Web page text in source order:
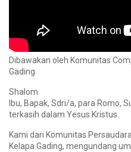
Dibawakan oleh Komunitas
Gading
Shalom
Ibu, Bapak, Sdri/a, para Romo,
terkasih dalam Yesus Kristus.
Kami dari Komunitas
Kelapa Gading, mengundang